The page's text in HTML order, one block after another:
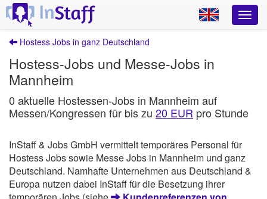
Hostess Jobs in ganz Deutschland
Hostess-Jobs und Messe-Jobs in
Mannheim
0 aktuelle Hostessen-Jobs in Mannheim auf
Messen/Kongressen für bis zu 20 EUR pro Stunde
InStaff & Jobs GmbH vermittelt temporäres Personal für
Hostess Jobs sowie Messe Jobs in Mannheim und ganz
Deutschland. Namhafte Unternehmen aus Deutschland &
Europa nutzen dabei InStaff für die Besetzung ihrer